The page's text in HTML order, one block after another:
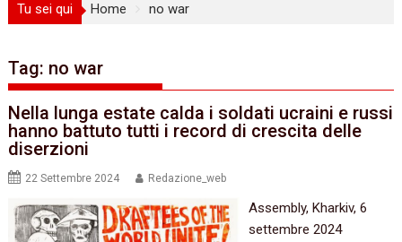
Tu sei qui Home no war
Tag: no war
Nella lunga estate calda i soldati ucraini e russi
hanno battuto tutti i record di crescita delle
diserzioni
22 Settembre 2024 Redazione_web
Assembly, Kharkiv, 6
settembre 2024